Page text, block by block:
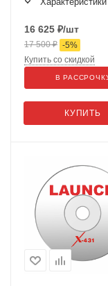
16 625 ₽/шт
17 500₽ -5%
КУПИТЬ
Купить со скидкой
В